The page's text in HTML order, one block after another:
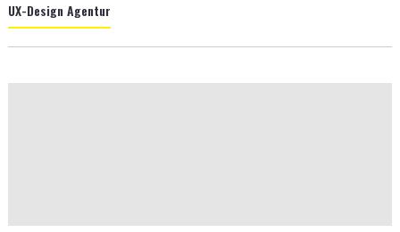
UX-Design Agentur